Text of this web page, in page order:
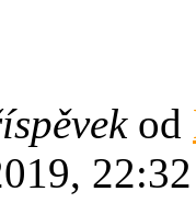
od
22:32